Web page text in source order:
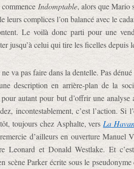
commence Indomptable, alors que Mario
leurs complices l’on balancé avec le
Le voilà donc parti pour une
jusqu’à celui qui tire les ficelles depuis
ne va pas faire dans la dentelle. Pas
description en arrière-plan de la
autant pour but d’offrir une analyse
incontestablement, c’est l’action. Si
toujours chez Asphalte, vers La
d’ailleurs en ouverture Manuel
Leonard et Donald Westlake. Et
scène Parker écrite sous le pseudonyme